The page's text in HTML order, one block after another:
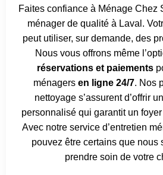
Faites confiance à Ménage Chez
ménager de qualité à Laval.
peut utiliser, sur demande, des
Nous vous offrons même
réservations et paiements
ménagers en ligne 24/7. Nos
nettoyage s’assurent d’offrir
personnalisé qui garantit un
Avec notre service d’entretien
pouvez être certains que nous
prendre soin de votre